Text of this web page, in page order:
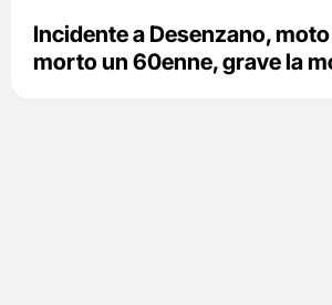
Incidente a Desenzano,
morto un 60enne, grave la